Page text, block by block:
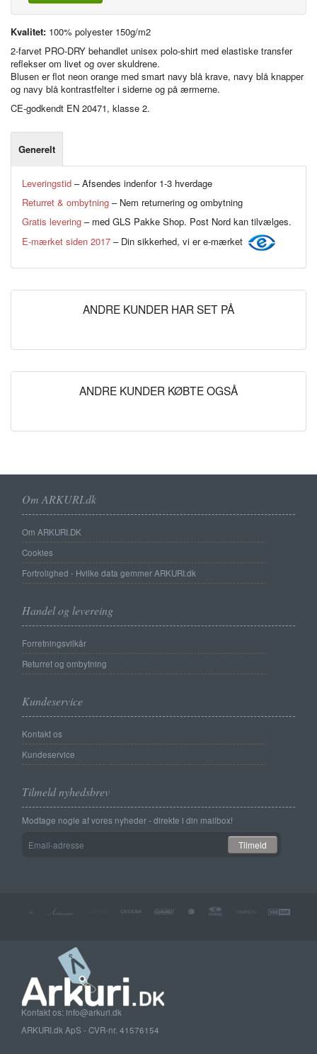
Kvalitet: 100% polyester 150g/m2
2-farvet PRO-DRY behandlet unisex polo-shirt med elastiske transfer
reflekser om livet og over skuldrene.
Blusen er flot neon orange med smart navy blå krave, navy blå knapper
og navy blå kontrastfelter i siderne og på ærmerne.
CE-godkendt EN 20471, klasse 2.
Generelt
Leveringstid – Afsendes indenfor 1-3 hverdage
Returret & ombytning – Nem returnering og ombytning
Gratis levering – med GLS Pakke Shop. Post Nord kan tilvælges.
E-mærket siden 2017 – Din sikkerhed, vi er e-mærket
ANDRE KUNDER HAR SET PÅ
ANDRE KUNDER KØBTE OGSÅ
Om ARKURI.dk
Om ARKURI.DK
Cookies
Fortrolighed - Hvilke data gemmer ARKURI.dk
Handel og levereing
Forretningsvilkår
Returret og ombytning
Kundeservice
Kontakt os
Kundeservice
Tilmeld nyhedsbrev
Modtage nogle af vores nyheder - direkte i din mailbox!
adresse
Tilmeld
Kontakt os: info@arkuri.dk
ARKURI.dk ApS - CVR-nr. 41576154